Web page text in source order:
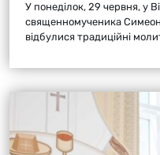
У понеділок, 29 червня, у
священномученика
відбулися традиційні